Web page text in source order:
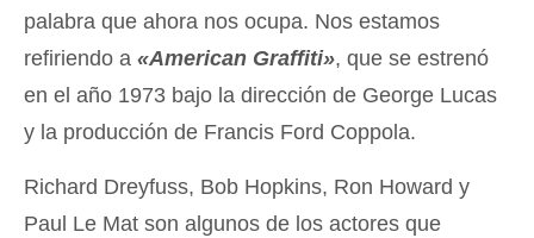
palabra que ahora nos ocupa. Nos estamos
refiriendo a «American Graffiti», que se estrenó
en el año 1973 bajo la dirección de George Lucas
y la producción de Francis Ford Coppola.
Richard Dreyfuss, Bob Hopkins, Ron Howard y
Paul Le Mat son algunos de los actores que